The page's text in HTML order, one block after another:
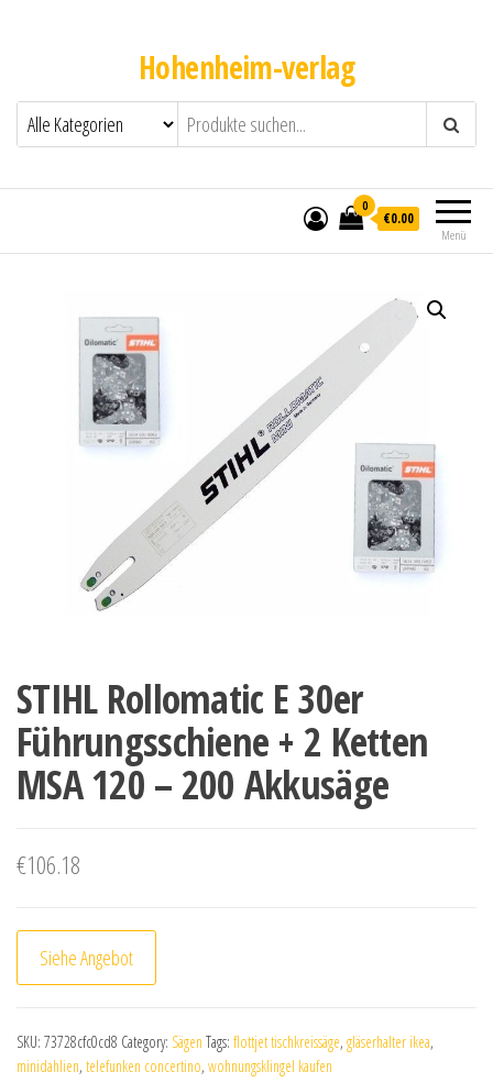
Hohenheim-verlag
Menü
0
€0.00
STIHL Rollomatic E 30er
Führungsschiene + 2 Ketten
MSA 120 – 200 Akkusäge
€106.18
Siehe Angebot
SKU: 73728cfc0cd8 Category: Sägen Tags: flottjet tischkreissäge, gläserhalter ikea,
minidahlien, telefunken concertino, wohnungsklingel kaufen